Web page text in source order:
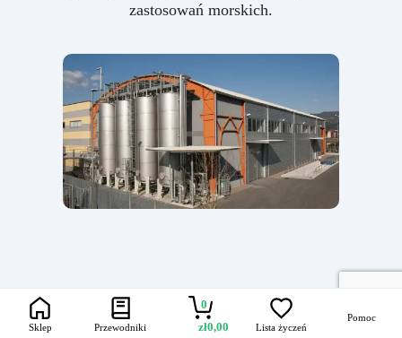
zastosowań morskich.
Sklep Przewodniki
0
zł0,00 Lista życzeń
Pomoc